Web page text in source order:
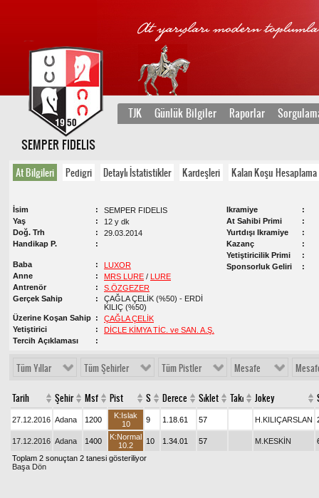
TJK Günlük Bilgiler Raporlar
SEMPER FIDELIS
At Bilgileri Pedigri Detaylı İstatistikler Kardeşleri Kalan Koşu Hesaplama
İsim
SEMPER FIDELIS
Yaş
12 y dk
Doğ. Trh
29.03.2014
Handikap P.
Baba
LUXOR
Anne
MRS LURE / LURE
Antrenör
S.ÖZGEZER
Gerçek Sahip
ÇAĞLA ÇELİK (%50) - ERDİ
KILIÇ (%50)
Üzerine Koşan Sahip
ÇAĞLA ÇELİK
Yetiştirici
DİCLE KİMYA TİC. ve SAN. A.Ş.
Tercih Açıklaması
Ikramiye
At Sahibi Primi
Yurtdışı Ikramiye
Kazanç
Yetiştiricilik Primi
Sponsorluk Geliri
Tüm Yıllar Tüm Şehirler Tüm Pistler Mesafe
Tarih Şehir Msf Pist S Derece Sıklet Takı Jokey
27.12.2016 Adana 1200
K:Islak
10
9 1.18.61 57 H.KILIÇARSLAN
17.12.2016 Adana 1400
K:Normal
10.2
10 1.34.01 57 M.KESKİN
Toplam 2 sonuçtan 2 tanesi gösteriliyor
Başa Dön